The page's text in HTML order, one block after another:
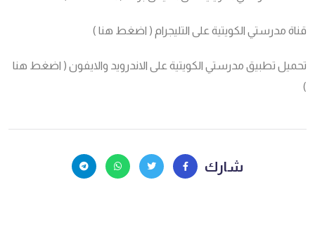
قناة مدرستي الكويتية على التليجرام ( اضغط هنا )
تحميل تطبيق مدرستي الكويتية على الاندرويد والايفون ( اضغط هنا
)
شارك